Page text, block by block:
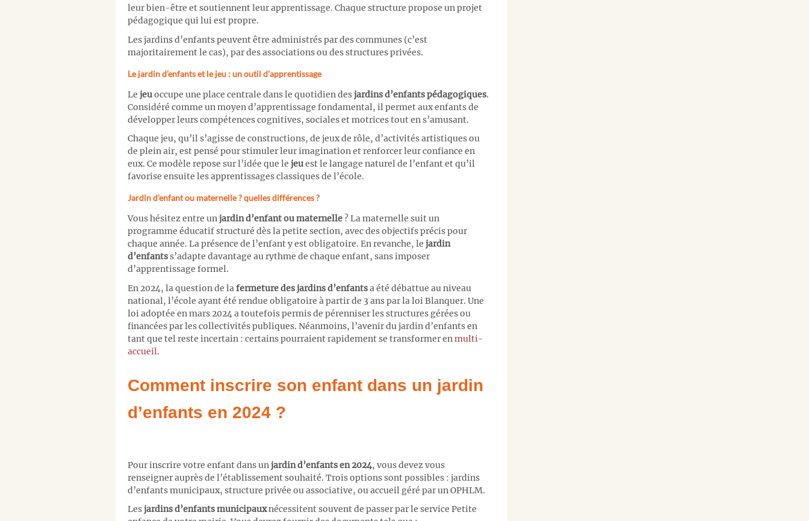
leur bien-être et soutiennent leur apprentissage. Chaque structure propose un projet
pédagogique qui lui est propre.
Les jardins d’enfants peuvent être administrés par des communes (c’est
majoritairement le cas), par des associations ou des structures privées.
Le jardin d’enfants et le jeu : un outil d’apprentissage
Le jeuoccupe une place centrale dans le quotidien desjardins d’enfants pédagogiques.
Considéré comme un moyen d’apprentissage fondamental, il permet aux enfants de
développer leurs compétences cognitives, sociales et motrices tout en s’amusant.
Chaque jeu, qu’il s’agisse de constructions, de jeux de rôle, d’activités artistiques ou
de plein air, est pensé pour stimuler leur imagination et renforcer leur confiance en
eux. Ce modèle repose sur l’idée que le jeuest le langage naturel de l’enfant et qu’il
favorise ensuite les apprentissages classiques de l’école.
Jardin d’enfant ou maternelle ? quelles différences ?
Vous hésitez entre unjardin d’enfant ou maternelle ? La maternelle suit un
programme éducatif structuré dès la petite section, avec des objectifs précis pour
chaque année. La présence de l’enfant y est obligatoire. En revanche, le jardin
d’enfantss’adapte davantage au rythme de chaque enfant, sans imposer
d’apprentissage formel.
En 2024, la question de lafermeture des jardins d’enfantsa été débattue au niveau
national, l’école ayant été rendue obligatoire à partir de 3 ans par la loi Blanquer. Une
loi adoptée en mars 2024 a toutefois permis de pérenniser les structures gérées ou
financées par les collectivités publiques. Néanmoins, l’avenir du jardin d’enfants en
tant que tel reste incertain : certains pourraient rapidement se transformer enmulti-
accueil.
Comment inscrire son enfant dans un jardin
d’enfants en 2024 ?
Pour inscrire votre enfant dans unjardin d’enfants en 2024, vous devez vous
renseigner auprès de l’établissement souhaité. Trois options sont possibles : jardins
d’enfants municipaux, structure privée ou associative, ou accueil géré par un OPHLM.
Lesjardins d’enfants municipauxnécessitent souvent de passer par le service Petite